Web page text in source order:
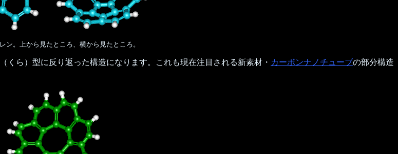
ン。上から見たところ、横から見たところ。
ら）型に反り返った構造になります。これも現在注目される新素材・ カーボンナノチューブの部分構造